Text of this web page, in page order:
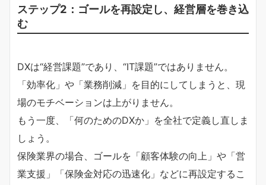
ステップ2：ゴールを再設定し、経営層を巻き込
む
DXは“経営課題”であり、“IT課題”ではありません。
「効率化」や「業務削減」を目的にしてしまうと、現
場のモチベーションは上がりません。
もう一度、「何のためのDXか」を全社で定義し直しま
しょう。
保険業界の場合、ゴールを「顧客体験の向上」や「営
業支援」「保険金対応の迅速化」などに再設定するこ